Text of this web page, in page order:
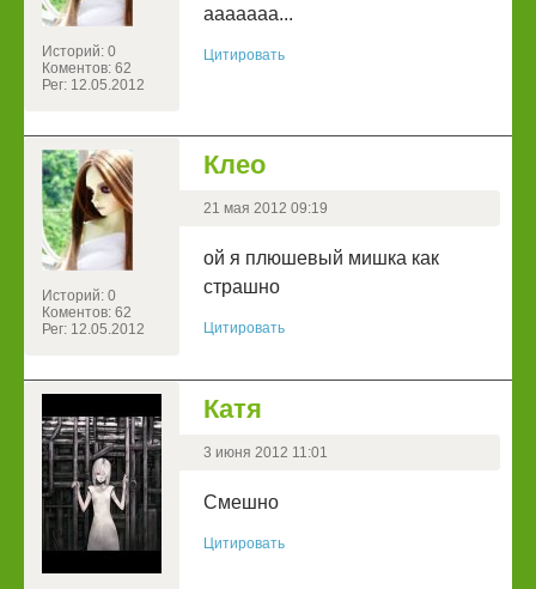
Историй: 0
Коментов: 62
Рег: 12.05.2012
ааааааа...
Цитировать
Историй: 0
Коментов: 62
Рег: 12.05.2012
Клео
21 мая 2012 09:19
ой я плюшевый мишка как
страшно
Цитировать
Катя
3 июня 2012 11:01
Смешно
Цитировать